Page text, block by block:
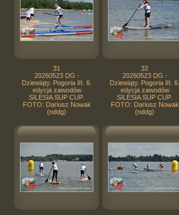
31
20260523 DG -
Dziewiąty. Pogoria III. 6.
edycja zawodów
SILESIA SUP CUP.
FOTO: Dariusz Nowak
(nddg)
32
20260523 DG -
Dziewiąty. Pogoria III. 6.
edycja zawodów
SILESIA SUP CUP.
FOTO: Dariusz Nowak
(nddg)